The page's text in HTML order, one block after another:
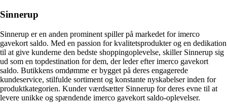
Sinnerup
Sinnerup er en anden prominent spiller på markedet for imerco
gavekort saldo. Med en passion for kvalitetsprodukter og en dedikation
til at give kunderne den bedste shoppingoplevelse, skiller Sinnerup sig
ud som en topdestination for dem, der leder efter imerco gavekort
saldo. Butikkens omdømme er bygget på deres engagerede
kundeservice, stilfulde sortiment og konstante nyskabelser inden for
produktkategorien. Kunder værdsætter Sinnerup for deres evne til at
levere unikke og spændende imerco gavekort saldo-oplevelser.